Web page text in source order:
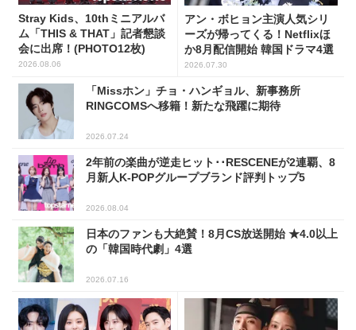
Stray Kids、10thミニアルバ
ム「THIS & THAT」記者懇談
会に出席！(PHOTO12枚)
2026.08.06
アン・ボヒョン主演人気シリ
ーズが帰ってくる！Netflixほ
か8月配信開始 韓国ドラマ4選
2026.07.30
「Missホン」チョ・ハンギョル、新事務所
RINGCOMSへ移籍！新たな飛躍に期待
2026.07.24
2年前の楽曲が逆走ヒット･･RESCENEが2連覇、8
月新人K-POPグループブランド評判トップ5
2026.08.04
日本のファンも大絶賛！8月CS放送開始 ★4.0以上
の「韓国時代劇」4選
2026.07.16